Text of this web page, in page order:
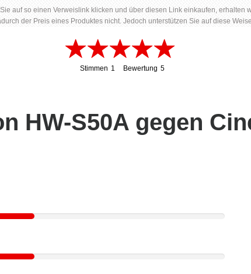
auf so einen Verweislink klicken und über diesen Link einkaufen, erhalten
der Preis eines Produktes nicht. Jedoch unterstützen Sie auf diese
Stimmen 1
Bewertung 5
HW-S50A gegen